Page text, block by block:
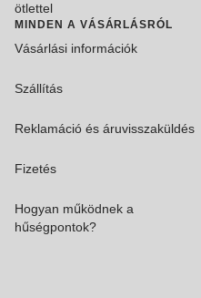
ötlettel
MINDEN A VÁSÁRLÁSRÓL
Vásárlási információk
Szállítás
Reklamáció és áruvisszaküldés
Fizetés
Hogyan működnek a
hűségpontok?